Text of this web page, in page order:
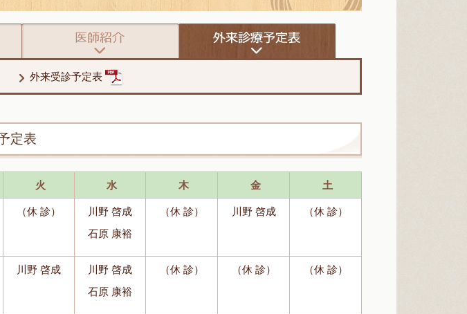
外来受診予定表
定表
火 水 木 金 土
（休 診）
川野 啓成
石原 康裕
（休 診） 川野 啓成 （休 診）
川野 啓成
川野 啓成
石原 康裕
（休 診） （休 診） （休 診）